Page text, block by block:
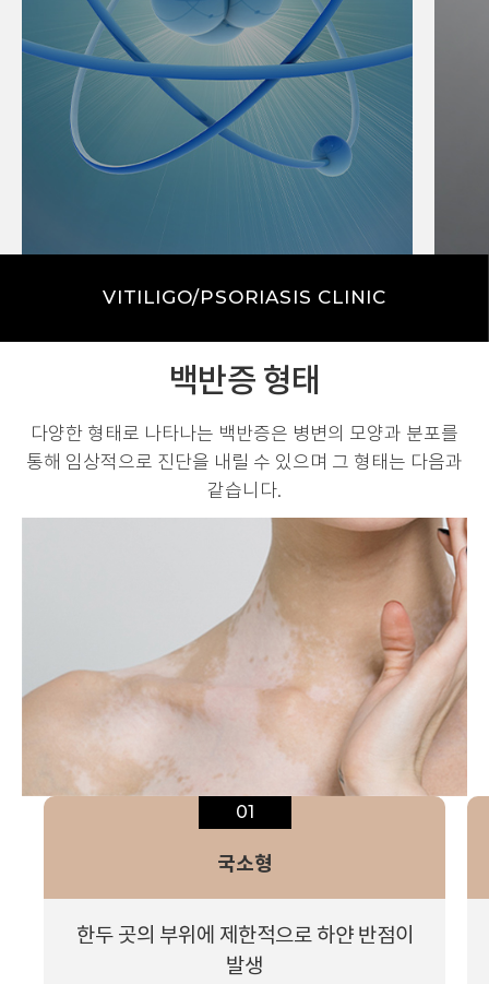
VITILIGO/PSORIASIS CLINIC
백반증 형태
다양한 형태로 나타나는 백반증은 병변의 모양과 분포를
통해 임상적으로 진단을 내릴 수 있으며 그 형태는 다음과
같습니다.
01
국소형
한두 곳의 부위에 제한적으로 하얀 반점이
발생